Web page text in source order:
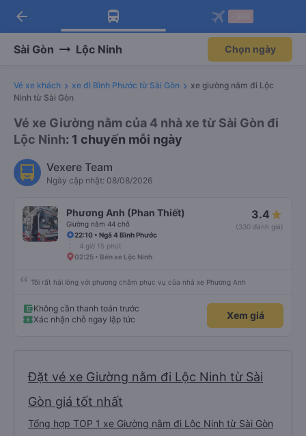
Tải app Vexere ngay!
Nhận ưu đãi thành viên độc
Mở app
Tải app Vexere
-30k/ghế khi đặt vé máy bay qua
Mở app
arrow_back
Sài Gòn Lộc Ninh Chọn ngày
Vé xe khách xe đi Bình Phước từ Sài Gòn
xe giường nằm đi Lộc
Ninh từ Sài Gòn
Vé xe Giường nằm của 4 nhà xe từ Sài Gòn đi
Lộc Ninh: 1 chuyến mỗi ngày
Vexere Team
Ngày cập nhật: 08/08/2026
Phương Anh (Phan Thiết)
Giường nằm 44 chỗ
3.4
(330 đánh giá)
22:10 • Ngã 4 Bình Phước
4 giờ 15 phút
02:25 • Bến xe Lộc Ninh
Tôi rất hài lòng với phương châm phục vụ của nhà xe Phương Anh
Không cần thanh toán trước
Xác nhận chỗ ngay lập tức
Xem giá
Đặt vé xe Giường nằm đi Lộc Ninh từ Sài
Gòn giá tốt nhất
Tổng hợp TOP 1 xe Giường nằm đi Lộc Ninh từ Sài Gòn